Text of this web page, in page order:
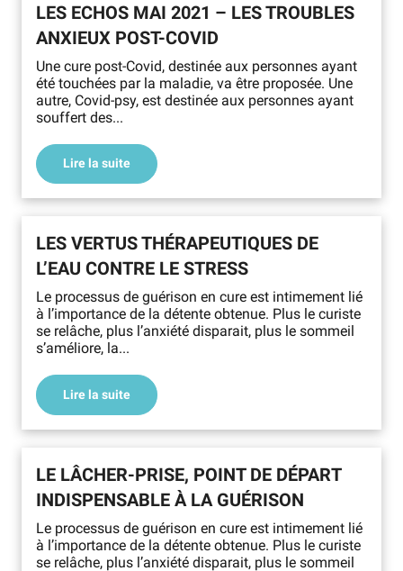
LES ECHOS MAI 2021 – LES TROUBLES
ANXIEUX POST-COVID
Une cure post-Covid, destinée aux personnes ayant
été touchées par la maladie, va être proposée. Une
autre, Covid-psy, est destinée aux personnes ayant
souffert des...
Lire la suite
LES VERTUS THÉRAPEUTIQUES DE
L’EAU CONTRE LE STRESS
Le processus de guérison en cure est intimement lié
à l’importance de la détente obtenue. Plus le curiste
se relâche, plus l’anxiété disparait, plus le sommeil
s’améliore, la...
Lire la suite
LE LÂCHER-PRISE, POINT DE DÉPART
INDISPENSABLE À LA GUÉRISON
Le processus de guérison en cure est intimement lié
à l’importance de la détente obtenue. Plus le curiste
se relâche, plus l’anxiété disparait, plus le sommeil